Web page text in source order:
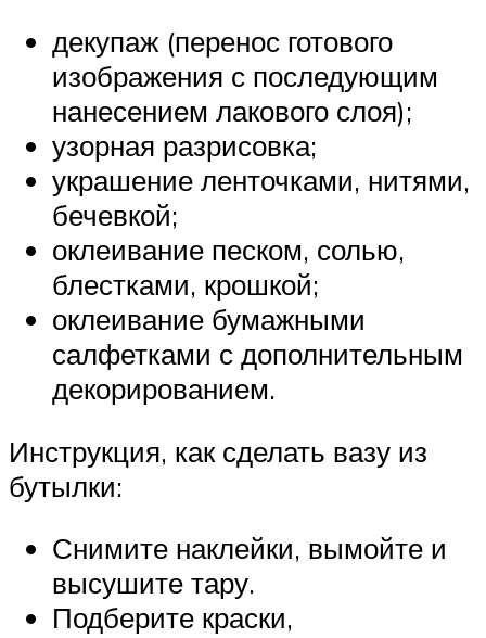
декупаж (перенос готового
изображения с последующим
нанесением лакового слоя);
узорная разрисовка;
украшение ленточками, нитями,
бечевкой;
оклеивание песком, солью,
блестками, крошкой;
оклеивание бумажными
салфетками с дополнительным
декорированием.
Инструкция, как сделать вазу из
бутылки:
Снимите наклейки, вымойте и
высушите тару.
Подберите краски,